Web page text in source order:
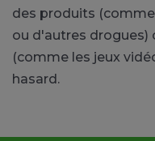
des produits
ou d'autres
(comme les jeux
hasard.